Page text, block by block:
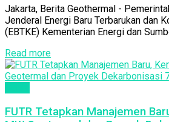
Jakarta, Berita Geothermal -
Jenderal Energi Baru Terbarukan dan
(EBTKE) Kementerian Energi dan
Read more
FUTR Tetapkan Manajemen